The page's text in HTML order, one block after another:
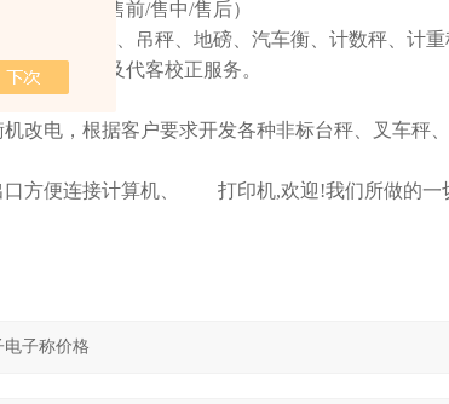
24小时（售前/售中/售后）
平、叉车秤、吊秤、地磅、汽车衡、计数秤、计
模块等）及代客校正服务。
改电，根据客户要求开发各种非标台秤、叉车秤
口方便连接计算机、 打印机,欢迎!我们所做的一